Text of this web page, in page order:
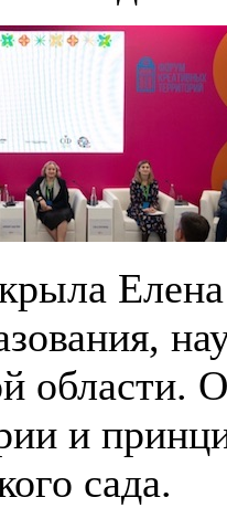
области.
и
сада.